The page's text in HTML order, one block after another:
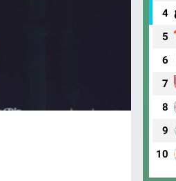
4
5
6
7
8
9
10